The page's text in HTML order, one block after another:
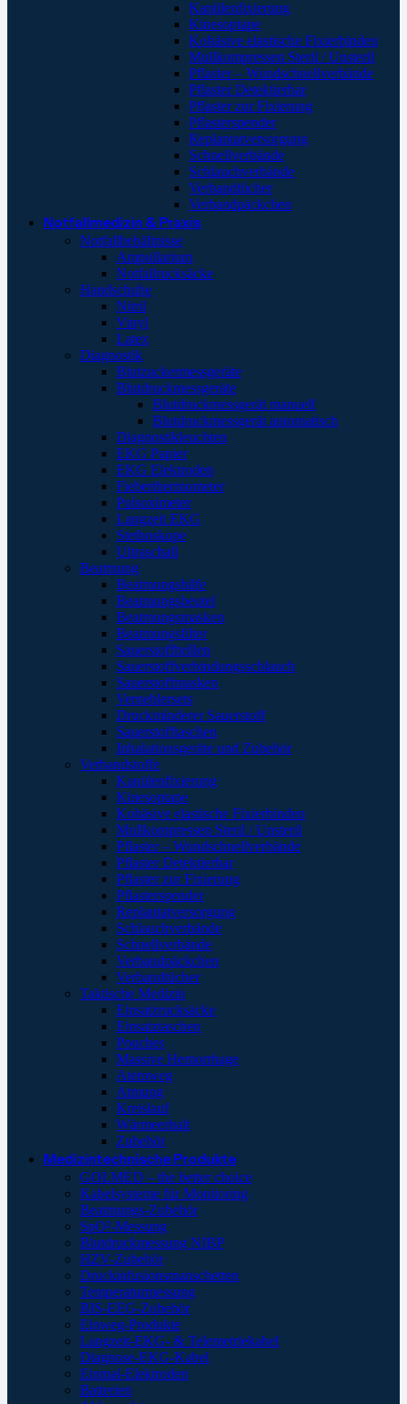
Kanülenfixierung
Kinesoptape
Kohäsive elastische Fixierbinden
Mullkompressen Steril / Unsteril
Pflaster – Wundschnellverbände
Pflaster Detektierbar
Pflaster zur Fixierung
Pflasterspender
Replantatversorgung
Schnellverbände
Schlauchverbände
Verbandtücher
Verbandpäckchen
Notfallmedizin & Praxis
Notfallbehältnisse
Ampullarium
Notfallrucksäcke
Handschuhe
Nitril
Vinyl
Latex
Diagnostik
Blutzuckermessgeräte
Blutdruckmessgeräte
Blutdruckmessgerät manuell
Blutdruckmessgerät automatisch
Diagnostikleuchten
EKG Papier
EKG Elektroden
Fieberthermometer
Pulsoximeter
Langzeit EKG
Stethoskope
Ultraschall
Beatmung
Beatmungshilfe
Beatmungsbeutel
Beatmungsmasken
Beatmungsfilter
Sauerstoffbrillen
Sauerstoffverbindungsschlauch
Sauerstoffmasken
Verneblersets
Druckminderer Sauerstoff
Sauerstofftaschen
Inhalationsgeräte und Zubehör
Verbandstoffe
Kanülenfixierung
Kinesoptape
Kohäsive elastische Fixierbinden
Mullkompressen Steril / Unsteril
Pflaster – Wundschnellverbände
Pflaster Detektierbar
Pflaster zur Fixierung
Pflasterspender
Replantatversorgung
Schlauchverbände
Schnellverbände
Verbandpäckchen
Verbandtücher
Taktische Medizin
Einsatzrucksäcke
Einsatztaschen
Pouches
Massive Hemorrhage
Atemweg
Atmung
Kreislauf
Wärmeerhalt
Zubehör
Medizintechnische Produkte
GOLMED – the better choice
Kabelsysteme für Monitoring
Beatmungs-Zubehör
SpO²-Messung
Blutdruckmessung NIBP
HZV-Zubehör
Druckinfusionsmanschetten
Temperaturmessung
BIS-EEG-Zubehör
Einweg-Produkte
Langzeit-EKG- & Telemetriekabel
Diagnose-EKG-Kabel
Einmal-Elektroden
Batterien